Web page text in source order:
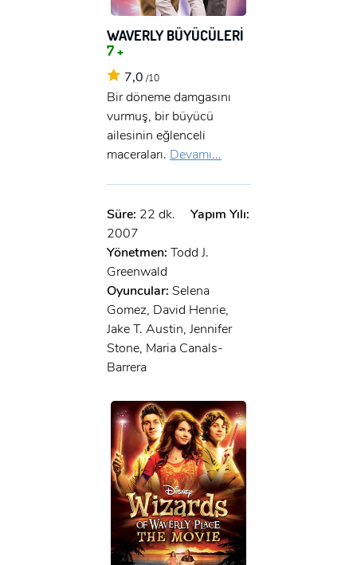
WAVERLY BÜYÜCÜLERİ
7 +
7,0 /10
Bir döneme damgasını
vurmuş, bir büyücü
ailesinin eğlenceli
maceraları. Devamı...
Süre: 22 dk.
Yapım Yılı:
2007
Yönetmen: Todd J.
Greenwald
Oyuncular: Selena
Gomez, David Henrie,
Jake T. Austin, Jennifer
Stone, Maria Canals-
Barrera